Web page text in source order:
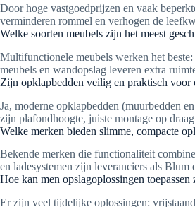
Door hoge vastgoedprijzen en vaak
verminderen rommel en verhogen de
Welke soorten meubels zijn het meest
Multifunctionele meubels werken het
meubels en wandopslag leveren extra
Zijn opklapbedden veilig en praktisch voor
Ja, moderne opklapbedden (muurbedden
zijn plafondhoogte, juiste montage op
Welke merken bieden slimme, compacte
Bekende merken die functionaliteit
en ladesystemen zijn leveranciers als
Hoe kan men opslagoplossingen
Er zijn veel tijdelijke oplossingen: